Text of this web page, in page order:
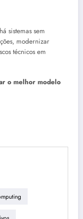
sistemas sem
modernizar
técnicos em
o melhor modelo